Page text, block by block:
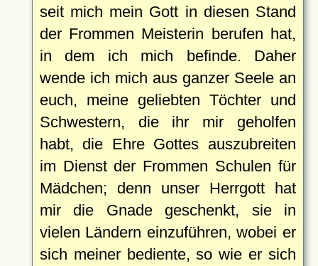
seit mich mein Gott in diesen Stand
der Frommen Meisterin berufen hat,
in dem ich mich befinde. Daher
wende ich mich aus ganzer Seele an
euch, meine geliebten Töchter und
Schwestern, die ihr mir geholfen
habt, die Ehre Gottes auszubreiten
im Dienst der Frommen Schulen für
Mädchen; denn unser Herrgott hat
mir die Gnade geschenkt, sie in
vielen Ländern einzuführen, wobei er
sich meiner bediente, so wie er sich